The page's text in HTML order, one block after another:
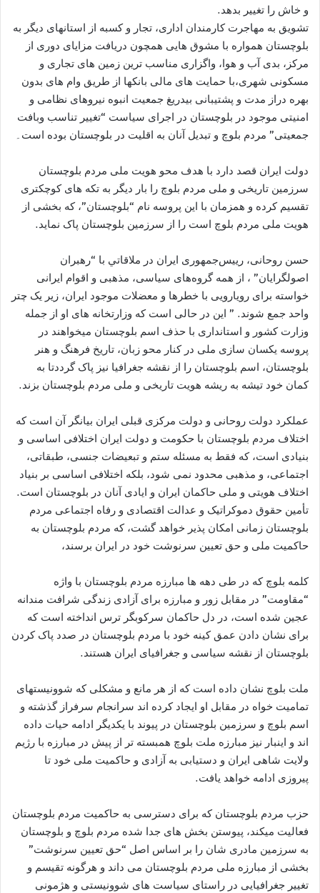
و خاش را تغییر بدهد.
تشويق به مهاجرت کارمندان اداری، تجار و کسبه از استانهای ديگر به
بلوچستان همواره با مشوق هايی همچون دريافت مزايای دوری از
مرکز، بدی آب و هوا، واگزاری مناسب ترين زمين های تجاری و
مسکونی شهری،با حمايت های مالی بانکها از طريق وام های بدون
بهره دراز مدت و پشتيبانی بيدريغ جمعيت انبوه نيروهای نظامی و
امنيتی موجود در بلوچستان در اجرای سياست “تغيير تناسب وبافت
جمعيتی” مردم بلوچ و تبديل آنان به اقليت در بلوچستان بوده است۔
دولت ایران قصد دارد با هدف محو هویت ملی مردم بلوچستان
سرزمین تاریخی و ملی مردم بلوچ را بار دیگر به تکه های کوچکتری
تقسیم کرده و همزمان با این پروسه نام “بلوچستان”، که بخشی از
هویت ملی مردم بلوچ است را از سرزمین بلوچستان پاک نمايد.
حسن روحانی، رییس‌جمهوری ایران در ملاقاتي با “رهبران
اصولگرایان” ، از همه گروه‌های سیاسی، مذهبی و اقوام ایرانی
خواسته برای رویارویی با خطرها و معضلات موجود ايران، زیر یک چتر
واحد جمع شوند. ” این در حالی است که وزارتخانه هاى او از جمله
وزارت کشور و استانداری با حذف اسم بلوچستان میخواهند در
پروسه یکسان سازی ملی در کنار محو زبان، تاریخ فرهنگ و ھنر
بلوچستان، اسم بلوچستان را از نقشه جغرافيا نیز پاک گرددتا به
کمان خود تیشه به ریشه هویت تاريخى و ملی مردم بلوچستان بزند.
عملکرد دولت روحانی و دولت مرکزی قبلی ایران بیانگر آن است که
اختلاف مردم بلوچستان با حکومت و دولت ایران اختلافی اساسی و
بنیادی است، که فقط به مسئله ستم و تبعيضات جنسی، طبقاتی،
اجتماعی، و مذهبی محدود نمی شود، بلکه اختلافی اساسی بر بنیاد
اختلاف هویتی و ملی حاکمان ايران و ايادى آنان در بلوچستان است.
تأمين حقوق دموکراتيک و عدالت اقتصادى و رفاه اجتماعى مردم
بلوچستان زمانی امکان پذیر خواھد گشت، که مردم بلوچستان به
حاکمیت ملی و حق تعیین سرنوشت خود در ایران برسند،
کلمه بلوچ که در طی دهه ها مبارزه مردم بلوچستان با واژه
“مقاومت” در مقابل زور و مبارزه برای آزادی زندگی شرافت مندانه
عجین شده است، در دل حاکمان سرکوبگر ترس انداخته است که
برای نشان دادن عمق کينه خود با مردم بلوچستان در صدد پاک کردن
بلوچستان از نقشه سیاسی و جغرافیای ایران هستند.
ملت بلوچ نشان داده است که از هر مانع و مشکلی که شوونیستھاى
تماميت خواه در مقابل او ایجاد کرده اند سرانجام سرفراز گذشته و
اسم بلوچ و سرزمین بلوچستان در پیوند با یکدیگر ادامه حیات داده
اند و اینبار نیز مبارزه ملت بلوچ ھمبسته تر از پيش در مبارزه با رژيم
ولايت شاھى ايران و دستيابى به آزادی و حاکمیت ملی خود تا
پيروزى ادامه خواھد يافت.
حزب مردم بلوچستان که برای دسترسی به حاکمیت مردم بلوچستان
فعالیت میکند، پیوستن بخش های جدا شده مردم بلوچ و بلوچستان
به سرزمين مادرى شان را بر اساس اصل “حق تعیین سرنوشت”
بخشی از مبارزه ملی مردم بلوچستان می داند و هرگونه تقیسم و
تغییر جغرافیايی در راستای سیاست های شوونیستی و هژمونی